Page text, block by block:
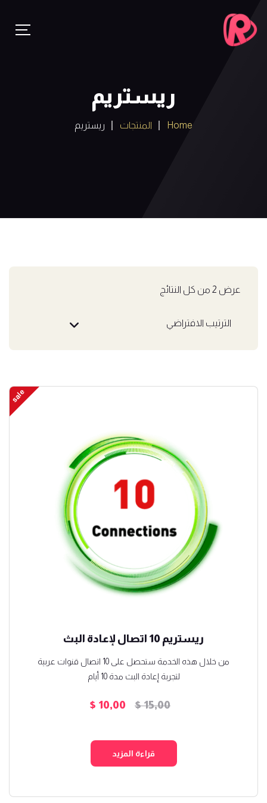
ريستريم
Home المنتجات ريستريم
عرض ⁦2⁩ من كل النتائج
sale
ريستريم 10 اتصال لإعادة البث
من خلال هذه الخدمة ستحصل على 10 اتصال قنوات عربية
لتجربة إعادة البث مدة 10 أيام
$15,00
السعر
هو:
$ 15,00.
$ 10,00
قراءة المزيد